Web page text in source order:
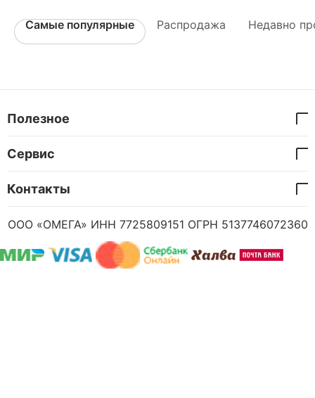
Самые популярные Распродажа Недавно
Полезное
Сервис
Контакты
ООО «ОМЕГА» ИНН 7725809151 ОГРН 5137746072360